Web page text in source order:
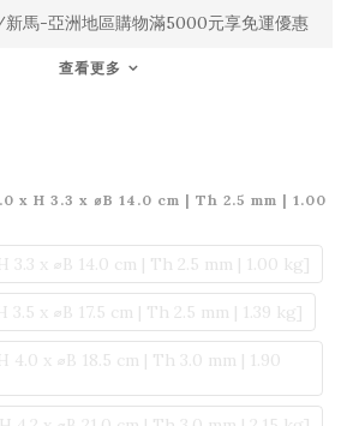
馬-亞洲地區購物滿5000元享免運優惠
查看更多
x H 3.3 x ⌀B 14.0 cm | Th 2.5 mm | 1.00
3.3 x ⌀B 14.0 cm | Th 2.5 mm | 1.00 kg]
3.5 x ⌀B 17.5 cm | Th 2.5 mm | 1.39 kg]
4.0 x ⌀B 18.5 cm | Th 3.0 mm | 1.90